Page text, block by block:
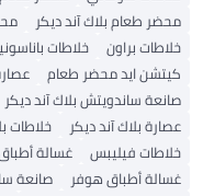
محضر طعام بلاك آند ديكر
خلاطات براون
خلاطات باناسونيك
كيتشن ايد محضر طعام
عصارة
صانعة ساندويتش بلاك آند ديكر
عصارة بلاك آند ديكر
خلاطات
خلاطات فيليبس
غسالة أطباق
غسالة أطباق هوفر
صانعة